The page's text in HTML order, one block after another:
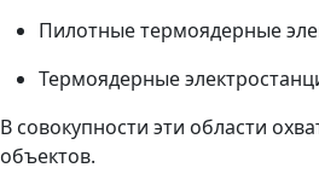
Пилотные термоядерные
Термоядерные
В совокупности эти области
объектов.